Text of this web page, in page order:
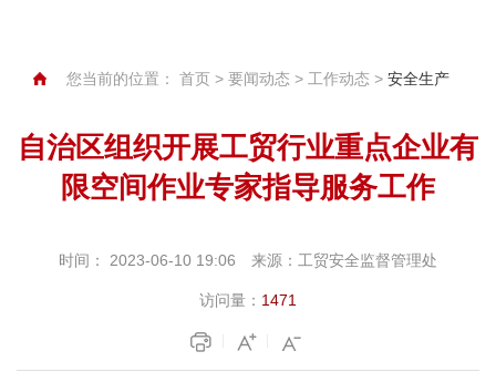
您当前的位置： 首页 > 要闻动态 > 工作动态 > 安全生产
自治区组织开展工贸行业重点企业有
限空间作业专家指导服务工作
时间： 2023-06-10 19:06 来源： 工贸安全监督管理处
访问量： 1471